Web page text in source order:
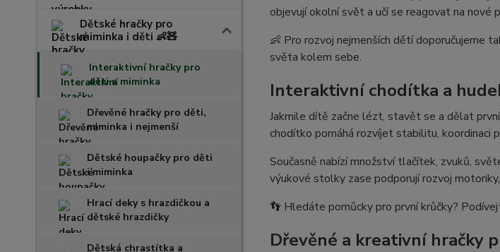
Dětské hračky pro
miminka i děti 👶🧸
Interaktivní hračky pro
děti a miminka
Dřevěné hračky pro děti,
miminka i nejmenší
Dětské houpačky pro děti
i miminka
Hrací deky s hrazdičkou a
dětské hrazdičky
Dětská chrastítka a
objevují okolní svět a učí se reagovat na nové
👶 Pro rozvoj nejmenších dětí doporučujeme
světa kolem sebe.
Interaktivní chodítka a
Jakmile dítě začne lézt, stavět se a dělat
chodítko pomáhá rozvíjet stabilitu, koordinaci
Současně nabízí množství tlačítek, zvuků,
výukové stolky zase podporují rozvoj
👣 Hledáte pomůcky pro první krůčky?
Dřevěné a kreativní hračky